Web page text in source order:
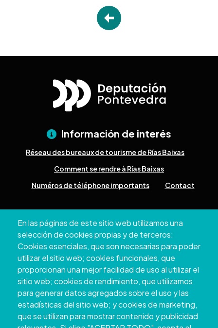
En las páginas de este sitio web utilizamos una
selección de cookies propias y de terceros:
Cookies esenciales, que son necesarias para poder
utilizar el sitio web; cookies funcionales, que
proporcionan una mejor facilidad de uso al utilizar el
sitio web; cookies de rendimiento, que utilizamos
para generar datos agregados sobre el uso y las
estadísticas del sitio web; y cookies de marketing,
que se utilizan para mostrar contenido y publicidad
Información de interés
Réseau des bureaux de tourisme de Rías Baixas
Comment se rendre à Rías Baixas
Numéros de téléphone importants
Contact
Pontevedra
+34 986 804 100 | +34 986 804 124